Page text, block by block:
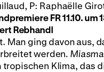
P: Raphaëlle
FR 11.10. um
Rebhandl
Man ging davon aus,
werden.
Klima, das